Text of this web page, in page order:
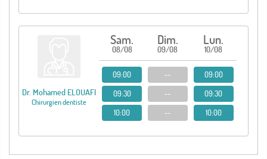
Dr. Mohamed ELOUAFI
Chirurgien dentiste
Sam.
08/08
Dim.
09/08
Lun.
10/08
09:00
09:30
10:00
--
--
--
09:00
09:30
10:00